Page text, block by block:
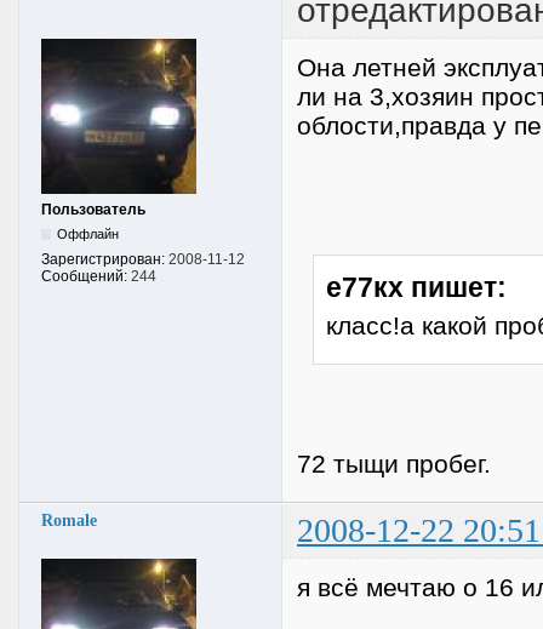
Пользователь
Оффлайн
Зарегистрирован: 2008-11-12
Сообщений: 244
Она летней
ли на 3,хозяин
облости,правда у
е77кх пишет:
класс!а какой
72 тыщи пробег.
Romale 2008-12-22
я всё мечтаю о 16